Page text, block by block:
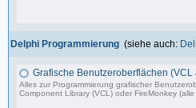
Delphi Programmierung (siehe auch:
Grafische Benutzeroberflächen (VCL
Alles zur Programmierung grafischer
Component Library (VCL) oder FireMonkey (alle